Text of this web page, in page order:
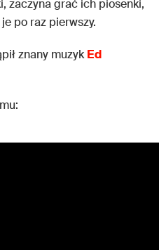
zaczyna grać ich piosenki,
po raz pierwszy.
znany muzykEd